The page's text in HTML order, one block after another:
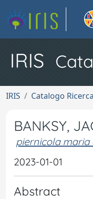
IRIS
IRIS Catalogo Ricerca
BANKSY,
piernicola maria
2023-01-01
Abstract